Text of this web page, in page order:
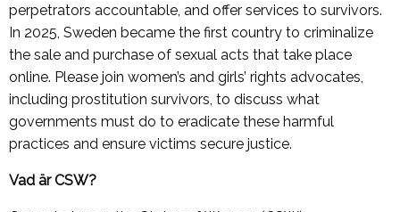
perpetrators accountable, and offer services to survivors.
In 2025, Sweden became the first country to criminalize
the sale and purchase of sexual acts that take place
online. Please join women’s and girls’ rights advocates,
including prostitution survivors, to discuss what
governments must do to eradicate these harmful
practices and ensure victims secure justice.
Vad är CSW?